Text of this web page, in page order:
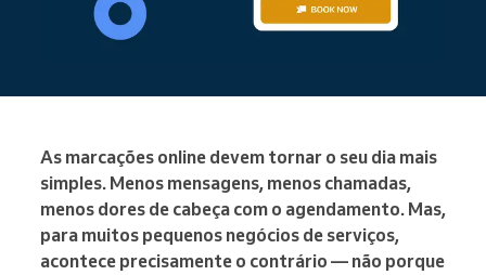
As marcações online devem tornar o seu dia mais
simples. Menos mensagens, menos chamadas,
menos dores de cabeça com o agendamento. Mas,
para muitos pequenos negócios de serviços,
acontece precisamente o contrário — não porque